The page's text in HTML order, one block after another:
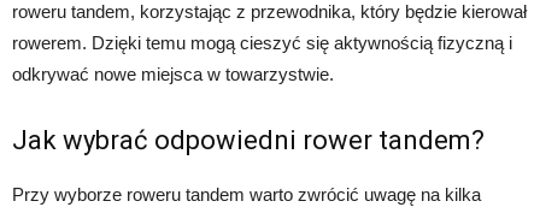
roweru tandem, korzystając z przewodnika, który będzie kierował
rowerem. Dzięki temu mogą cieszyć się aktywnością fizyczną i
odkrywać nowe miejsca w towarzystwie.
Jak wybrać odpowiedni rower tandem?
Przy wyborze roweru tandem warto zwrócić uwagę na kilka